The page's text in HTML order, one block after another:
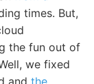
times. But,
the fun out of
we fixed
and the